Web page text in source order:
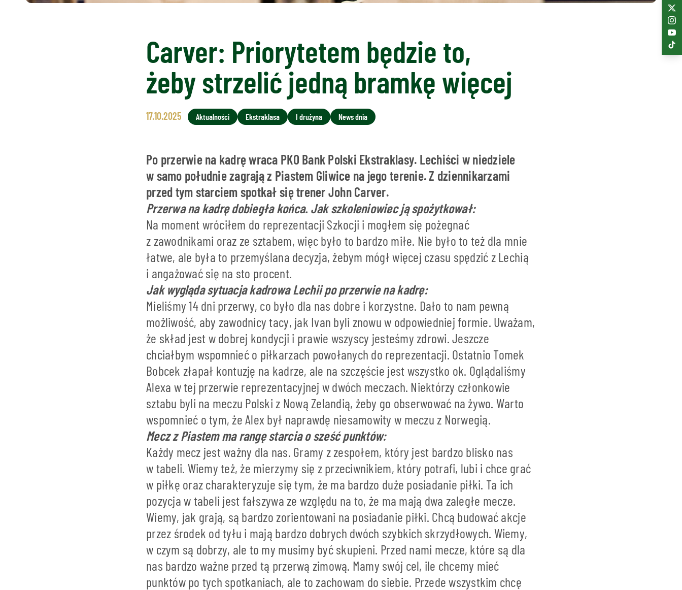
Carver: Priorytetem będzie to,
żeby strzelić jedną bramkę więcej
17.10.2025 Aktualności Ekstraklasa I drużyna News dnia
Po przerwie na kadrę wraca PKO Bank Polski Ekstraklasy. Lechiści w niedziele
w samo południe zagrają z Piastem Gliwice na jego terenie. Z dziennikarzami
przed tym starciem spotkał się trener John Carver.
Przerwa na kadrę dobiegła końca. Jak szkoleniowiec ją spożytkował:
Na moment wróciłem do reprezentacji Szkocji i mogłem się pożegnać
z zawodnikami oraz ze sztabem, więc było to bardzo miłe. Nie było to też dla mnie
łatwe, ale była to przemyślana decyzja, żebym mógł więcej czasu spędzić z Lechią
i angażować się na sto procent.
Jak wygląda sytuacja kadrowa Lechii po przerwie na kadrę:
Mieliśmy 14 dni przerwy, co było dla nas dobre i korzystne. Dało to nam pewną
możliwość, aby zawodnicy tacy, jak Ivan byli znowu w odpowiedniej formie. Uważam,
że skład jest w dobrej kondycji i prawie wszyscy jesteśmy zdrowi. Jeszcze
chciałbym wspomnieć o piłkarzach powołanych do reprezentacji. Ostatnio Tomek
Bobcek złapał kontuzję na kadrze, ale na szczęście jest wszystko ok. Oglądaliśmy
Alexa w tej przerwie reprezentacyjnej w dwóch meczach. Niektórzy członkowie
sztabu byli na meczu Polski z Nową Zelandią, żeby go obserwować na żywo. Warto
wspomnieć o tym, że Alex był naprawdę niesamowity w meczu z Norwegią.
Mecz z Piastem ma rangę starcia o sześć punktów:
Każdy mecz jest ważny dla nas. Gramy z zespołem, który jest bardzo blisko nas
w tabeli. Wiemy też, że mierzymy się z przeciwnikiem, który potrafi, lubi i chce grać
w piłkę oraz charakteryzuje się tym, że ma bardzo duże posiadanie piłki. Ta ich
pozycja w tabeli jest fałszywa ze względu na to, że ma mają dwa zaległe mecze.
Wiemy, jak grają, są bardzo zorientowani na posiadanie piłki. Chcą budować akcje
przez środek od tyłu i mają bardzo dobrych dwóch szybkich skrzydłowych. Wiemy,
w czym są dobrzy, ale to my musimy być skupieni. Przed nami mecze, które są dla
nas bardzo ważne przed tą przerwą zimową. Mamy swój cel, ile chcemy mieć
punktów po tych spotkaniach, ale to zachowam do siebie. Przede wszystkim chcę